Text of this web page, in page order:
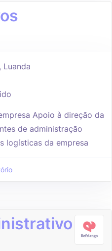
Luanda
Apoio à direção da
de administração
logísticas da empresa